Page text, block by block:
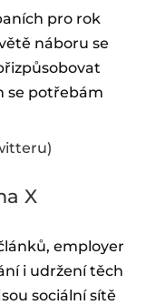
pro rok
náboru se
se potřebám
X
employer
i udržení těch
sociální sítě